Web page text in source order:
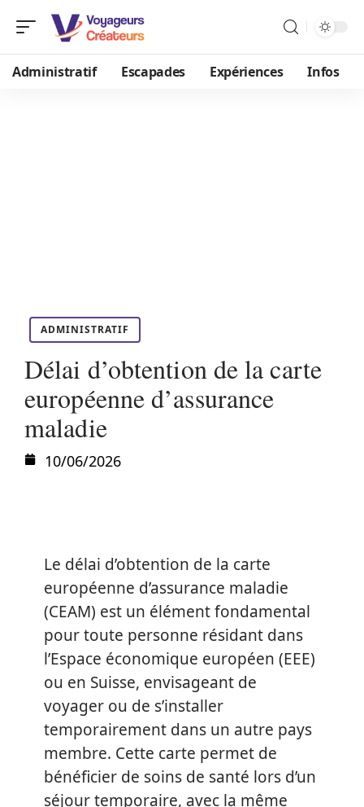
Administratif Escapades Expériences Infos
ADMINISTRATIF
Délai d’obtention de la carte
européenne d’assurance
maladie
10/06/2026
Le délai d’obtention de la carte
européenne d’assurance maladie
(CEAM) est un élément fondamental
pour toute personne résidant dans
l’Espace économique européen (EEE)
ou en Suisse, envisageant de
voyager ou de s’installer
temporairement dans un autre pays
membre. Cette carte permet de
bénéficier de soins de santé lors d’un
séjour temporaire, avec la même